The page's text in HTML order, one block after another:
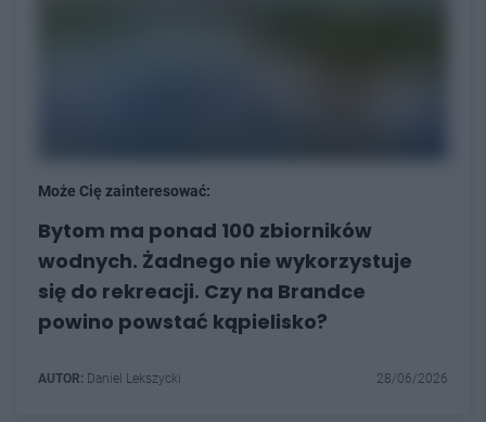
Może Cię zainteresować:
Bytom ma ponad 100 zbiorników
wodnych. Żadnego nie wykorzystuje
się do rekreacji. Czy na Brandce
powino powstać kąpielisko?
AUTOR: Daniel Lekszycki 28/06/2026